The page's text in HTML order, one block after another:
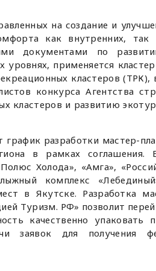
на создание и
как внутренних, так
документами по
применяется
кластеров (ТРК),
конкурса Агентства
кластеров и развитию
разработки мастер-
в рамках соглашения.
Холода», «Амга»,
комплекс
в Якутске. Разработка
Туризм. РФ» позволит
качественно упаковать
заявок для получения